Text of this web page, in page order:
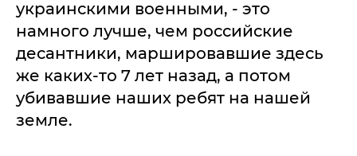
украинскими военными, - это
намного лучше, чем российские
десантники, маршировавшие здесь
же каких-то 7 лет назад, а потом
убивавшие наших ребят на нашей
земле.